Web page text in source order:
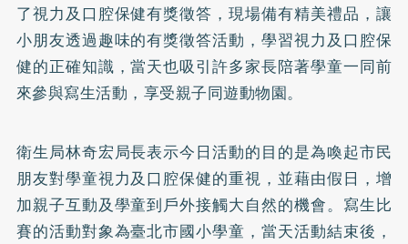
了視力及口腔保健有獎徵答，現場備有精美禮品，讓
小朋友透過趣味的有獎徵答活動，學習視力及口腔保
健的正確知識，當天也吸引許多家長陪著學童一同前
來參與寫生活動，享受親子同遊動物園。
衛生局林奇宏局長表示今日活動的目的是為喚起市民
朋友對學童視力及口腔保健的重視，並藉由假日，增
加親子互動及學童到戶外接觸大自然的機會。寫生比
賽的活動對象為臺北市國小學童，當天活動結束後，